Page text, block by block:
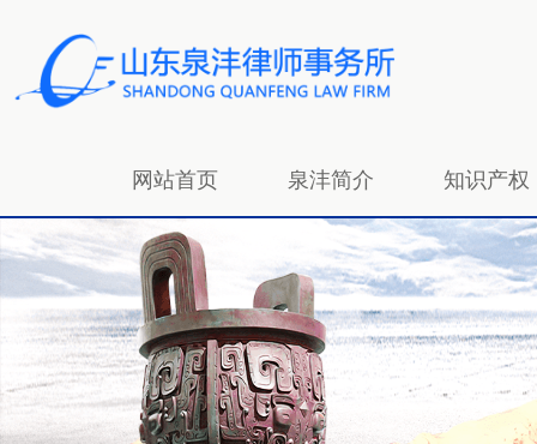
网站首页 泉沣简介 知识产权
招贤纳士